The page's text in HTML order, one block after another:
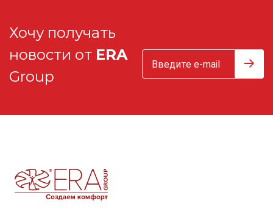
Хочу получать
новости от ERA
Group